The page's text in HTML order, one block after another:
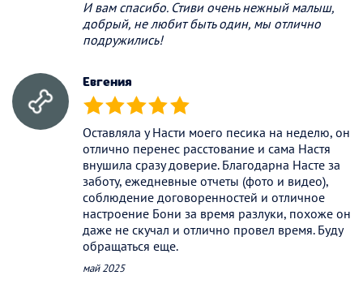
И вам спасибо. Стиви очень нежный малыш,
добрый, не любит быть один, мы отлично
подружились!
Евгения
(*) (*) (*) (*) (*)
Оставляла у Насти моего песика на неделю, он
отлично перенес расстование и сама Настя
внушила сразу доверие. Благодарна Насте за
заботу, ежедневные отчеты (фото и видео),
соблюдение договоренностей и отличное
настроение Бони за время разлуки, похоже он
даже не скучал и отлично провел время. Буду
обращаться еще.
май 2025